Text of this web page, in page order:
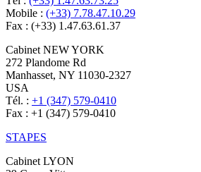
Mobile : (+33) 7.78.47.10.29
Fax : (+33) 1.47.63.61.37
Cabinet NEW YORK
272 Plandome Rd
Manhasset, NY 11030-2327
USA
Tél. : +1 (347) 579-0410
Fax : +1 (347) 579-0410
STAPES
Cabinet LYON